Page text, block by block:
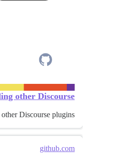
other Discourse...
Discourse plugins.
github.com